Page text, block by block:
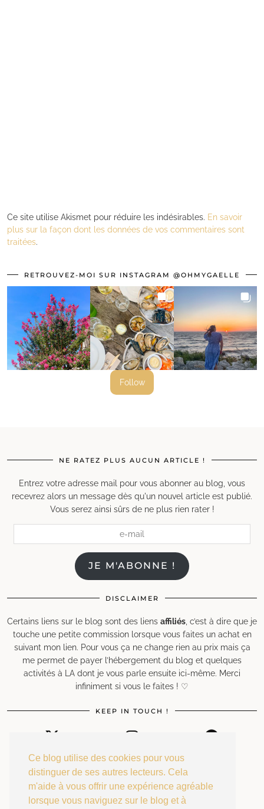
Ce blog utilise des cookies pour vous
distinguer de ses autres lecteurs. Cela
m'aide à vous offrir une expérience agréable
lorsque vous naviguez sur le blog et à
Ce site utilise Akismet pour réduire les indésirables. En savoir
plus sur la façon dont les données de vos commentaires sont
traitées.
RETROUVEZ-MOI SUR INSTAGRAM @OHMYGAELLE
Follow
NE RATEZ PLUS AUCUN ARTICLE !
Entrez votre adresse mail pour vous abonner au blog, vous
recevrez alors un message dès qu'un nouvel article est publié.
Vous serez ainsi sûrs de ne plus rien rater !
mail
JE M'ABONNE !
DISCLAIMER
Certains liens sur le blog sont des liens affiliés , c’est à dire que je
touche une petite commission lorsque vous faites un achat en
suivant mon lien. Pour vous ça ne change rien au prix mais ça
me permet de payer l’hébergement du blog et quelques
activités à LA dont je vous parle ensuite ici-même. Merci
infiniment si vous le faites ! ♡
KEEP IN TOUCH !
TWITTER INSTAGRAM
EMAIL